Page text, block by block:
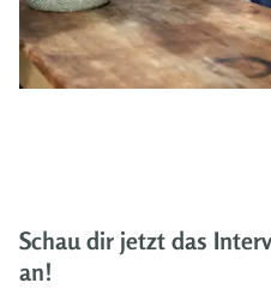
Schau dir jetzt das
an!